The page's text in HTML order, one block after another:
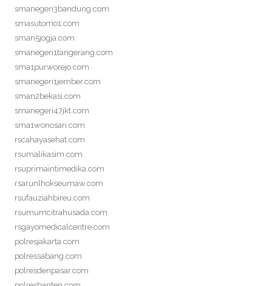
smanegeri3bandung.com
smasutomo1.com
sman5jogja.com
smanegeri1tangerang.com
sma1purworejo.com
smanegeri1jember.com
sman2bekasi.com
smanegeri47jkt.com
sma1wonosari.com
rscahayasehat.com
rsumalikasim.com
rsuprimaintimedika.com
rsarunlhokseumaw.com
rsufauziahbireu.com
rsumumcitrahusada.com
rsgayomedicalcentre.com
polresjakarta.com
polressabang.com
polresdenpasar.com